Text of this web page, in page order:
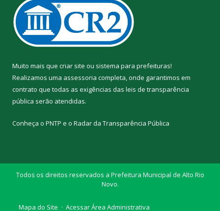
Muito mais que criar site ou sistema para prefeituras!
Realizamos uma assessoria completa, onde garantimos em
contrato que todas as exigências das leis de transparência
pública serão atendidas.
Conheça o PNTP e o Radar da Transparência Pública
Todos os direitos reservados a Prefeitura Municipal de Alto Rio
Novo.
Mapa do Site
Acessar Área Administrativa